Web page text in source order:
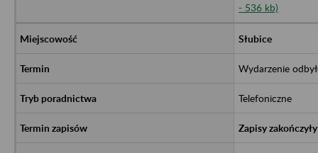
- 536 kb)
Słubice
Wydarzenie
Telefoniczne
Zapisy